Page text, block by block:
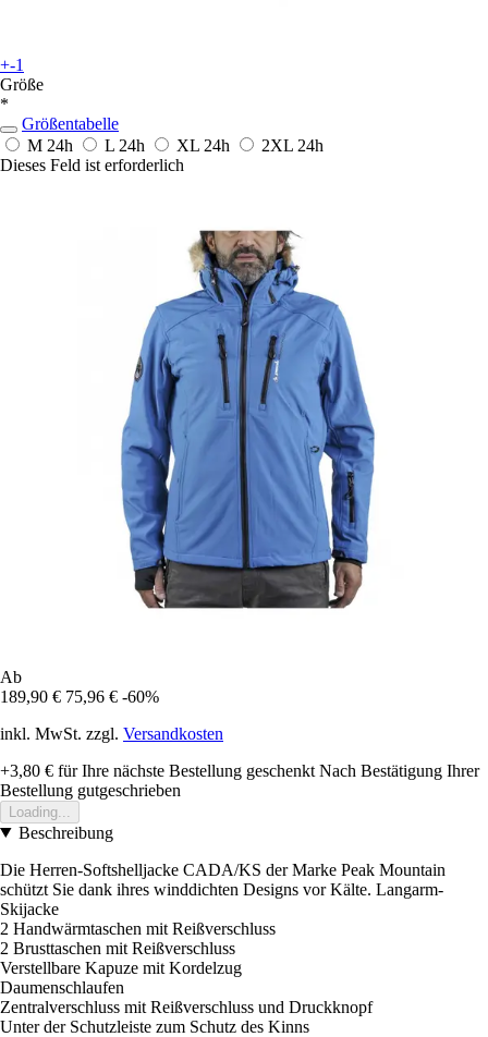
+-1
Größe
*
Größentabelle
M 24h L 24h XL 24h 2XL 24h
Dieses Feld ist erforderlich
Ab
189,90 € 75,96 € -60%
inkl. MwSt. zzgl. Versandkosten
+3,80 € für Ihre nächste Bestellung geschenkt Nach Bestätigung Ihrer
Bestellung gutgeschrieben
Loading...
Beschreibung
Die Herren-Softshelljacke CADA/KS der Marke Peak Mountain
schützt Sie dank ihres winddichten Designs vor Kälte. Langarm-
Skijacke
2 Handwärmtaschen mit Reißverschluss
2 Brusttaschen mit Reißverschluss
Verstellbare Kapuze mit Kordelzug
Daumenschlaufen
Zentralverschluss mit Reißverschluss und Druckknopf
Unter der Schutzleiste zum Schutz des Kinns